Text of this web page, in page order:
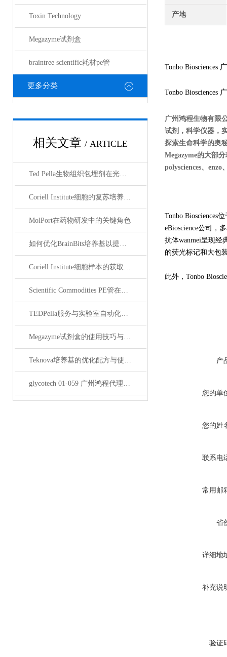
Toxin Technology
Megazyme试剂盒
braintree scientific耗材pe管
更多分类
相关文章 / ARTICLE
Ted Pella生物组织包埋剂在光镜与电镜联用技术中的应用
Coriell Institute细胞的复苏培养与质量控制规范
MolPort在药物研发中的关键角色
如何优化BrainBits培养基以提高实验效果？
Coriell Institute细胞样本的获取与应用指南
Scientific Commodities PE管在环保实验中的作用
TEDPella服务与实验室自动化设备的整合
Megazyme试剂盒的使用技巧与实验优化方法
Teknova培养基的优化配方与使用技巧
glycotech 01-059 广州鸿程代理：开启糖生物学研究新征程
产地
Tonbo Biosciences
Tonbo Biosciences
广州鸿程生物有限
试剂，科学仪器，
探索生命科学的奥
Megazyme的大部
polysciences、
Tonbo Biosciences
eBioscience公司，
抗体wanmei呈现经
的荧光标记和大包
此外，Tonbo
产
您的单
您的姓
联系电
常用邮
省
详细地
补充说
验证